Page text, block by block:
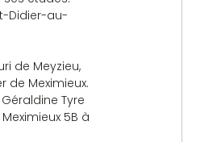
Didier-au-
de Meyzieu,
de Meximieux.
Tyre
5B à